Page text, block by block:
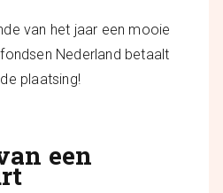
van het jaar een mooie
Nederland betaalt
plaatsing!
een